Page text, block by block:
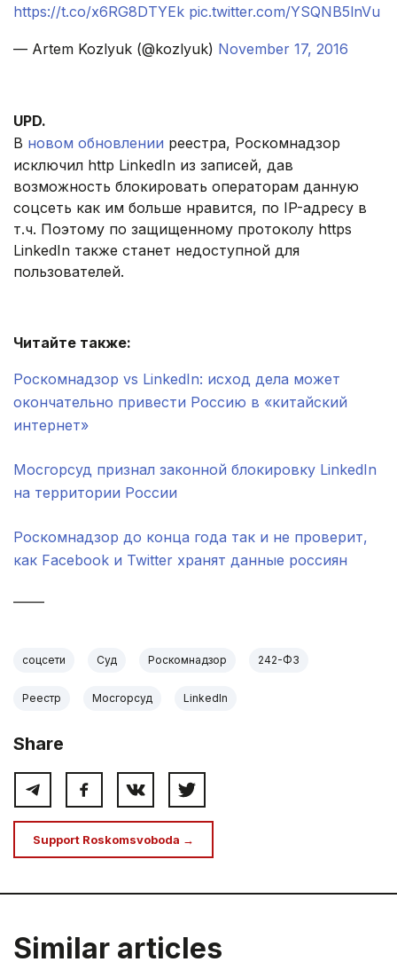
https://t.co/x6RG8DTYEk pic.twitter.com/YSQNB5lnVu
— Artem Kozlyuk (@kozlyuk) November 17, 2016
UPD.
В новом обновлении реестра, Роскомнадзор
исключил http LinkedIn из записей, дав
возможность блокировать операторам данную
соцсеть как им больше нравится, по IP-адресу в
т.ч. Поэтому по защищенному протоколу https
LinkedIn также станет недоступной для
пользователей.
Читайте также:
Роскомнадзор vs LinkedIn: исход дела может
окончательно привести Россию в «китайский
интернет»
Мосгорсуд признал законной блокировку LinkedIn
на территории России
Роскомнадзор до конца года так и не проверит,
как Facebook и Twitter хранят данные россиян
соцсети Суд Роскомнадзор 242-ФЗ
Реестр Мосгорсуд LinkedIn
Share
Support Roskomsvoboda →
Similar articles